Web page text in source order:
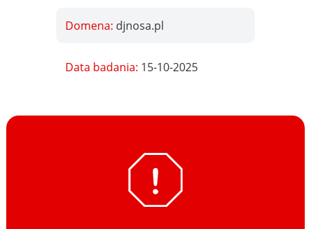
Domena: djnosa.pl
Data badania: 15-10-2025